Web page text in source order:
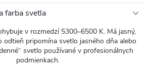
farba svetla
v rozmedzí 5300–6500 K. Má jasný,
pripomína svetlo jasného dňa alebo
svetlo používané v profesionálnych
podmienkach.